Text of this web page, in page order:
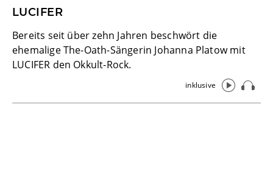
LUCIFER
Bereits seit über zehn Jahren beschwört die
ehemalige The-Oath-Sängerin Johanna Platow mit
LUCIFER den Okkult-Rock.
inklusive